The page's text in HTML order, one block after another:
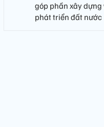
góp phần xây dựng
phát triển đất nước